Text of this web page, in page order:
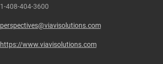
1-408-404-3600
perspectives@viavisolutions.com
https://www.viavisolutions.com